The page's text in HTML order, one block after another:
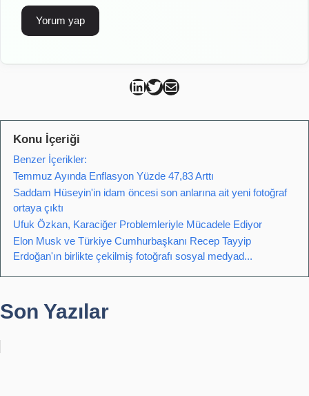
Can Kütahya Linkedin
Can Kütahya Twitter
Can Kütahya Mail
Konu İçeriği
Benzer İçerikler:
Temmuz Ayında Enflasyon Yüzde 47,83 Arttı
Saddam Hüseyin'in idam öncesi son anlarına ait yeni fotoğraf
ortaya çıktı
Ufuk Özkan, Karaciğer Problemleriyle Mücadele Ediyor
Elon Musk ve Türkiye Cumhurbaşkanı Recep Tayyip
Erdoğan'ın birlikte çekilmiş fotoğrafı sosyal medyad...
Son Yazılar